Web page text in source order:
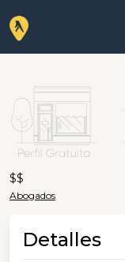
$$
Abogados
Detalles